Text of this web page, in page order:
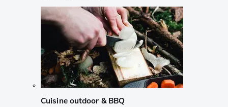
Cuisine outdoor & BBQ